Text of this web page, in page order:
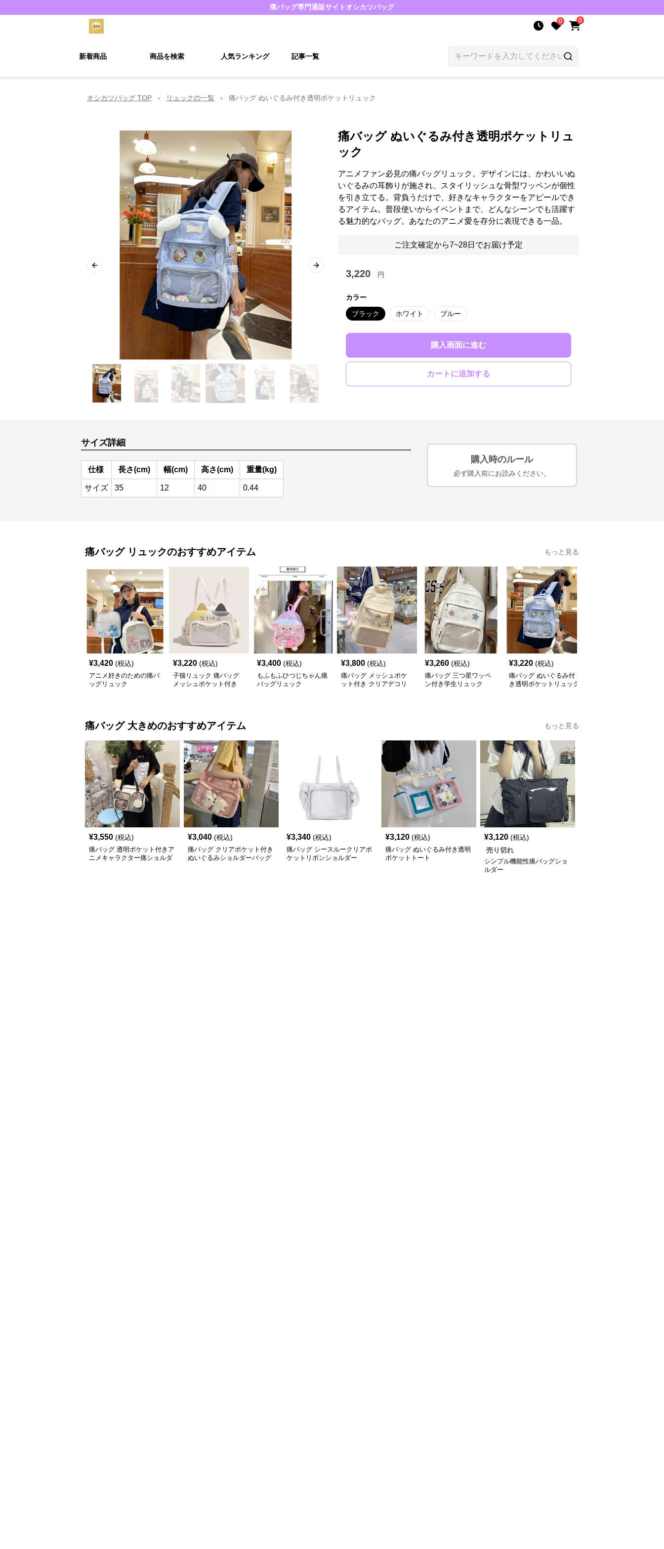
痛バッグ専門通販サイト オシカツバッグ
0 0
新着商品 商品を検索 人気ランキング 記事一覧
オシカツバッグ TOP › リュックの一覧 › 痛バッグ ぬいぐるみ付き透明ポケットリュック
Previous slide Next slide
痛バッグ ぬいぐるみ付き透明ポケットリュ
ック
アニメファン必見の痛バッグリュック。デザインには、かわいいぬ
いぐるみの耳飾りが施され、スタイリッシュな骨型ワッペンが個性
を引き立てる。背負うだけで、好きなキャラクターをアピールでき
るアイテム。普段使いからイベントまで、どんなシーンでも活躍す
る魅力的なバッグ。あなたのアニメ愛を存分に表現できる一品。
ご注文確定から7~28日でお届け予定
3,220 円
カラー
ブラック ホワイト ブルー
購入画面に進む
カートに追加する
サイズ詳細
仕様 長さ(cm) 幅(cm) 高さ(cm) 重量(kg)
サイズ 35 12 40 0.44
購入時のルール
必ず購入前にお読みください。
痛バッグ リュックのおすすめアイテム もっと見る
¥3,420 (税込)
アニメ好きのための痛バ
ッグリュック
¥3,220 (税込)
子猫リュック 痛バッグ
メッシュポケット付き
¥3,400 (税込)
もふもふひつじちゃん痛
バッグリュック
¥3,800 (税込)
痛バッグ メッシュポケ
ット付き クリアデコリ
¥3,260 (税込)
痛バッグ 三つ星ワッペ
ン付き学生リュック
¥3,220 (税込)
痛バッグ ぬいぐるみ付
き透明ポケットリュック
痛バッグ 大きめのおすすめアイテム もっと見る
¥3,550 (税込)
痛バッグ 透明ポケット付きア
ニメキャラクター痛ショルダ
¥3,040 (税込)
痛バッグ クリアポケット付き
ぬいぐるみショルダーバッグ
¥3,340 (税込)
痛バッグ シースルークリアポ
ケットリボンショルダー
¥3,120 (税込)
痛バッグ ぬいぐるみ付き透明
ポケットトート
¥3,120 (税込)
売り切れ
シンプル機能性痛バッグショ
ルダー